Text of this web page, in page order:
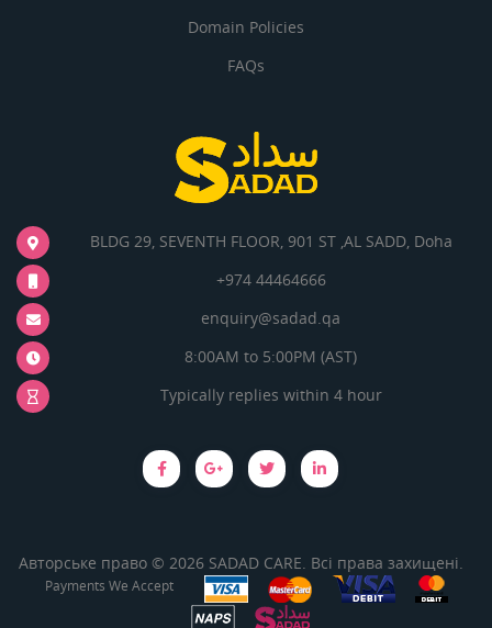
Domain Policies
FAQs
BLDG 29, SEVENTH FLOOR, 901 ST ,AL SADD, Doha
+974 44464666
enquiry@sadad.qa
8:00AM to 5:00PM (AST)
Typically replies within 4 hour
Авторське право © 2026 SADAD CARE. Всі права захищені.
Payments We Accept